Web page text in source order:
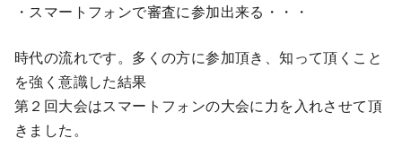
・スマートフォンで審査に参加出来る・・・
時代の流れです。多くの方に参加頂き、知って頂くこと
を強く意識した結果
第２回大会はスマートフォンの大会に力を入れさせて頂
きました。